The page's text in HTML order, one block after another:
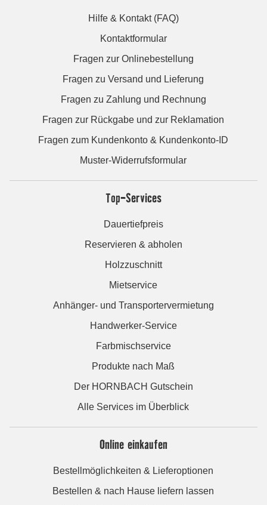
Hilfe & Kontakt (FAQ)
Kontaktformular
Fragen zur Onlinebestellung
Fragen zu Versand und Lieferung
Fragen zu Zahlung und Rechnung
Fragen zur Rückgabe und zur Reklamation
Fragen zum Kundenkonto & Kundenkonto-ID
Muster-Widerrufsformular
Top-Services
Dauertiefpreis
Reservieren & abholen
Holzzuschnitt
Mietservice
Anhänger- und Transportervermietung
Handwerker-Service
Farbmischservice
Produkte nach Maß
Der HORNBACH Gutschein
Alle Services im Überblick
Online einkaufen
Bestellmöglichkeiten & Lieferoptionen
Bestellen & nach Hause liefern lassen